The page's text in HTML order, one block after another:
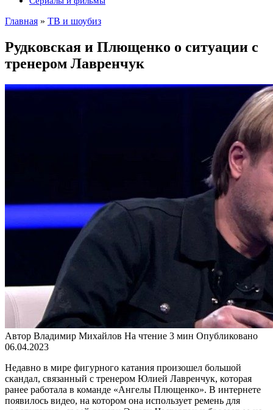
Главная » ТВ и шоубиз
Рудковская и Плющенко о ситуации с
тренером Лавренчук
Автор Владимир Михайлов На чтение 3 мин Опубликовано
06.04.2023
Недавно в мире фигурного катания произошел большой
скандал, связанный с тренером Юлией Лавренчук, которая
ранее работала в команде «Ангелы Плющенко». В интернете
появилось видео, на котором она использует ремень для